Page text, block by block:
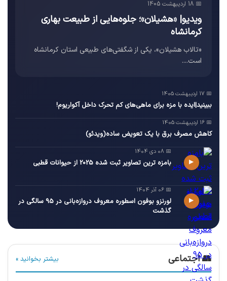
📅 18 اردیبهشت 1405
ویدیو| «هشیلان»؛ جلوه‌هایی از طبیعت بهاری
کرمانشاه
«تالاب هشیلان»، یکی از شگفتی‌های طبیعی استان کرمانشاه
است....
📅 17 اردیبهشت 1405
ببینید|ایده با مزه برای ماهی‌های کم تحرک داخل آکواریوم!
📅 16 اردیبهشت 1405
کاهش مصرف برق با یک تعویض ساده(ویدئو)
▶
📅 08 دی 1404
بامزه ترین تصاویر ثبت شده 2025 از حیوانات قطبی
▶
📅 06 آذر 1404
لورنزو بوفون اسطوره معروف دروازه‌بانی در 95 سالگی در
گذشت
👥 اجتماعی بیشتر بخوانید »